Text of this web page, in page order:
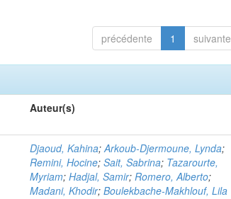
précédente 1 suivante
Auteur(s)
Djaoud, Kahina;Arkoub-Djermoune, Lynda;
Remini, Hocine;Sait, Sabrina; Tazarourte,
Myriam;Hadjal, Samir;Romero, Alberto;
Madani, Khodir;Boulekbache-Makhlouf, Lila